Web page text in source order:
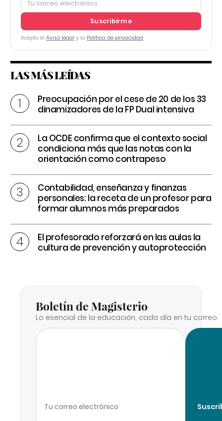
Suscribirme
Acepto el Aviso legal y la Política de privacidad
LAS MÁS LEÍDAS
Preocupación por el cese de 20 de los 33
dinamizadores de la FP Dual intensiva
La OCDE confirma que el contexto social
condiciona más que las notas con la
orientación como contrapeso
Contabilidad, enseñanza y finanzas
personales: la receta de un profesor para
formar alumnos más preparados
El profesorado reforzará en las aulas la
cultura de prevención y autoprotección
Boletín de Magisterio
Lo esencial de la educación, cada día en tu correo.